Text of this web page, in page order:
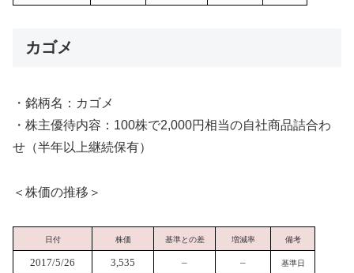
カゴメ
・銘柄名：カゴメ
・株主優待内容：100株で2,000円相当の自社商品詰合わ
せ（半年以上継続保有）
＜株価の推移＞
日付 株価 基準との差 増減率 備考
2017/5/26 3,535 – – 基準日